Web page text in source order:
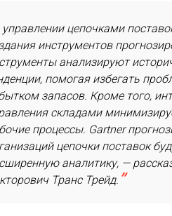
цепочками
инструментов
анализируют
помогая избегать
запасов. Кроме того,
складами
процессы. Gartner
цепочки поставок
аналитику, —
Транс Трейд.